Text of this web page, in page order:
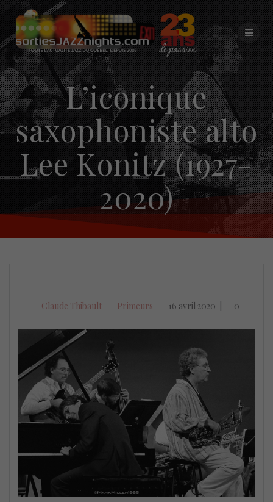
content
L’iconique
saxophoniste alto
Lee Konitz (1927-
2020)
Claude Thibault Primeurs 16 avril 2020 0